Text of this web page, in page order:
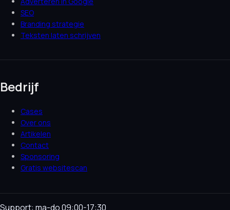
SEO
Branding strategie
Teksten laten schrijven
Bedrijf
Cases
Over ons
Artikelen
Contact
Sponsoring
Gratis websitescan
Support: ma-do 09:00-17:30